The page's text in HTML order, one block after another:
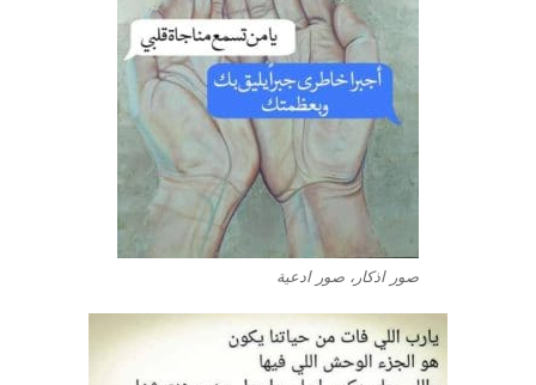
صور اذكار، صور ادعية